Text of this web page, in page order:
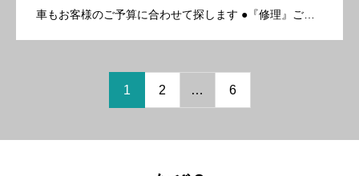
車もお客様のご予算に合わせて探します ●『修理』ご相
談下さい 基本情報 所在地〒651-2113 兵庫県神戸市西区
1 2 … 6